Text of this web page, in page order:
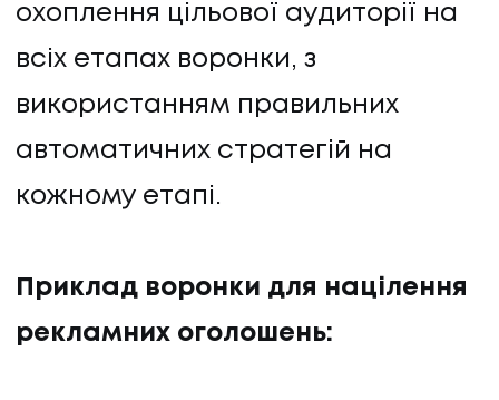
охоплення цільової аудиторії на
всіх етапах воронки, з
використанням правильних
автоматичних стратегій на
кожному етапі.
Приклад воронки для націлення
рекламних оголошень:
UA
UA